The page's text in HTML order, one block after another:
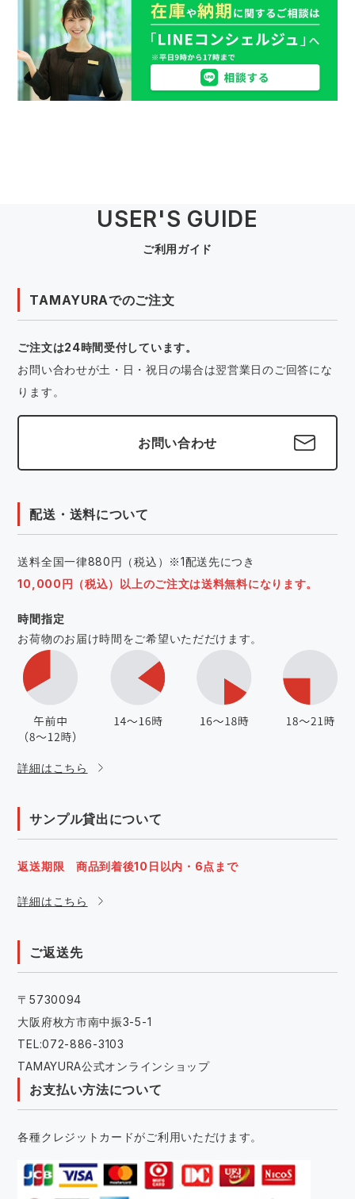
USER'S GUIDE
ご利用ガイド
TAMAYURAでのご注文
ご注文は24時間受付しています。
お問い合わせが土・日・祝日の場合は翌営業日のご回答にな
ります。
お問い合わせ
配送・送料について
送料全国一律880円（税込）※1配送先につき
10,000円（税込）以上のご注文は送料無料になります。
時間指定
お荷物のお届け時間をご希望いただだけます。
詳細はこちら
サンプル貸出について
返送期限 商品到着後10日以内・6点まで
詳細はこちら
ご返送先
〒5730094
大阪府枚方市南中振3-5-1
TEL:072-886-3103
TAMAYURA公式オンラインショップ
お支払い方法について
各種クレジットカードがご利用いただけます。